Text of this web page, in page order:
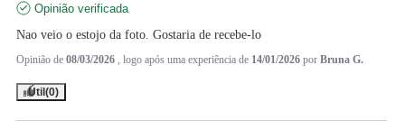
Opinião verificada
Nao veio o estojo da foto. Gostaria de recebe-lo
Opinião de 08/03/2026 , logo após uma experiência de 14/01/2026 por Bruna G.
Útil(0)